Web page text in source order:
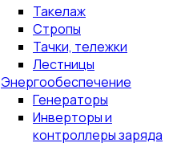
Такелаж
Стропы
Тачки, тележки
Лестницы
Энергообеспечение
Генераторы
Инверторы и
контроллеры заряда